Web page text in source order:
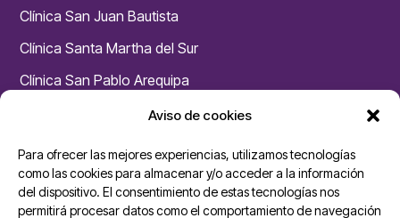
Aviso de cookies
Para ofrecer las mejores experiencias, utilizamos tecnologías
como las cookies para almacenar y/o acceder a la información
del dispositivo. El consentimiento de estas tecnologías nos
permitirá procesar datos como el comportamiento de navegación
Clínica San Juan Bautista
Clínica Santa Martha del Sur
Clínica San Pablo Arequipa
Clínica San Pablo Huaraz
Unidades San Pablo